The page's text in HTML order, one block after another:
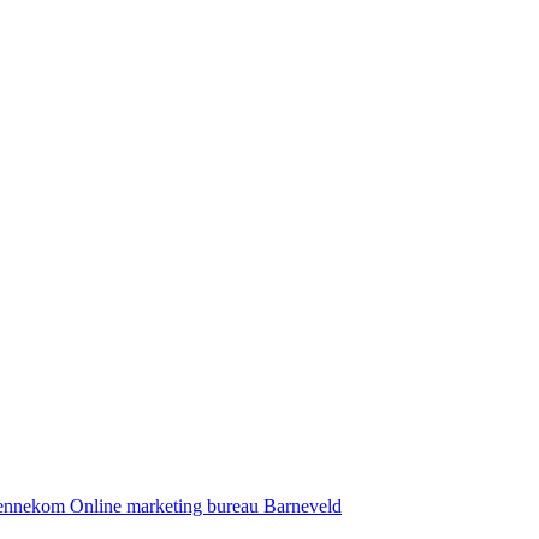
Online marketing bureau Barneveld